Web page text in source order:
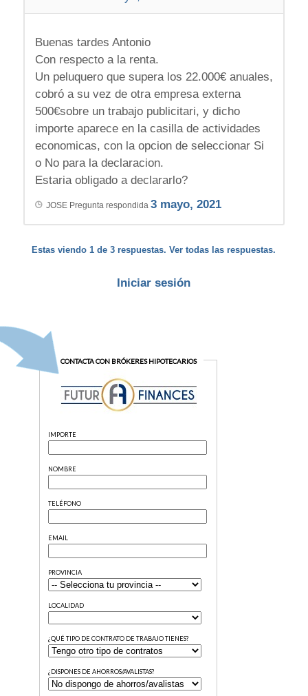
Buenas tardes Antonio
Con respecto a la renta.
Un peluquero que supera los 22.000€ anuales,
cobró a su vez de otra empresa externa
500€sobre un trabajo publicitari, y dicho
importe aparece en la casilla de actividades
economicas, con la opcion de seleccionar Si
o No para la declaracion.
Estaria obligado a declararlo?
JOSEPregunta respondida 3 mayo, 2021
Estas viendo 1 de 3 respuestas. Ver todas las respuestas.
Iniciar sesión